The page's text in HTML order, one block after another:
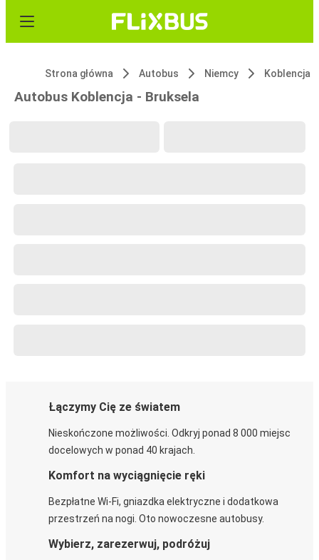
Strona główna Autobus Niemcy Koblencja
Autobus Koblencja - Bruksela
Łączymy Cię ze światem
Nieskończone możliwości. Odkryj ponad 8 000 miejsc
docelowych w ponad 40 krajach.
Komfort na wyciągnięcie ręki
Bezpłatne Wi-Fi, gniazdka elektryczne i dodatkowa
przestrzeń na nogi. Oto nowoczesne autobusy.
Wybierz, zarezerwuj, podróżuj